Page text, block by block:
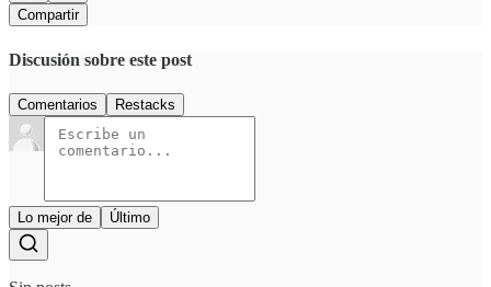
Compartir
Discusión sobre este post
Comentarios Restacks
Lo mejor de Último